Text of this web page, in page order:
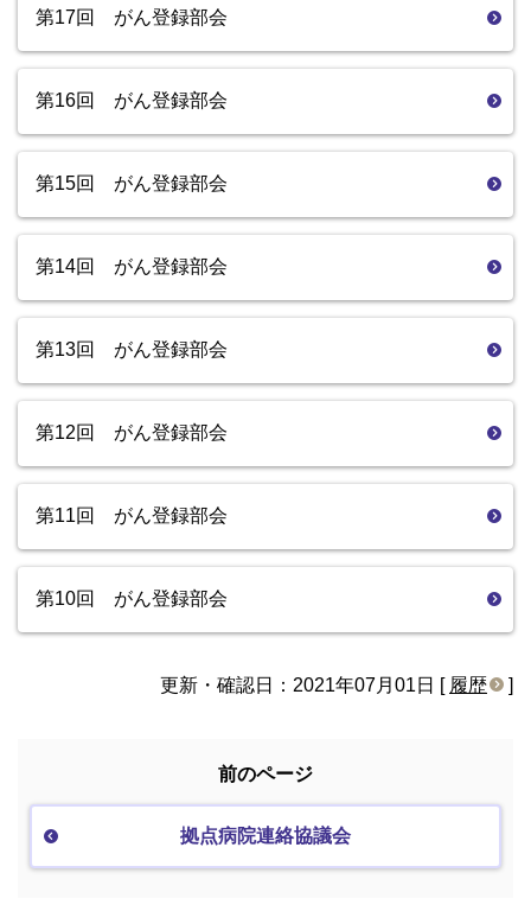
第17回 がん登録部会
第16回 がん登録部会
第15回 がん登録部会
第14回 がん登録部会
第13回 がん登録部会
第12回 がん登録部会
第11回 がん登録部会
第10回 がん登録部会
更新・確認日：2021年07月01日 [ 履歴 ]
前のページ
拠点病院連絡協議会